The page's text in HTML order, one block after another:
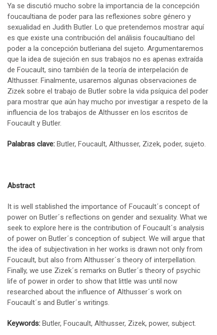
Ya se discutió mucho sobre la importancia de la concepción
foucaultiana de poder para las reflexiones sobre género y
sexualidad en Judith Butler. Lo que pretendemos mostrar aquí
es que existe una contribución del análisis foucaultiano del
poder a la concepción butleriana del sujeto. Argumentaremos
que la idea de sujeción en sus trabajos no es apenas extraída
de Foucault, sino también de la teoría de interpelación de
Althusser. Finalmente, usaremos algunas observaciones de
Zizek sobre el trabajo de Butler sobre la vida psíquica del poder
para mostrar que aún hay mucho por investigar a respeto de la
influencia de los trabajos de Althusser en los escritos de
Foucault y Butler.
Palabras clave: Butler, Foucault, Althusser, Zizek, poder, sujeto.
Abstract
It is well stablished the importance of Foucault´s concept of
power on Butler´s reflections on gender and sexuality. What we
seek to explore here is the contribution of Foucault´s analysis
of power on Butler´s conception of subject. We will argue that
the idea of subjectivation in her works is drawn not only from
Foucault, but also from Althusser´s theory of interpellation.
Finally, we use Zizek´s remarks on Butler´s theory of psychic
life of power in order to show that little was until now
researched about the influence of Althusser´s work on
Foucault´s and Butler´s writings.
Keywords: Butler, Foucault, Althusser, Zizek, power, subject.